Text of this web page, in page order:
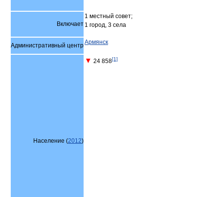
Включает
1 местный совет;
1 город, 3 села
Административный центрАрмянск
Население (2012)
▼ 24 858[1]